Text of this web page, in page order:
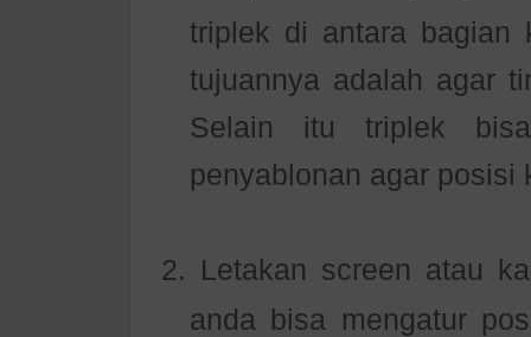
triplek di antara bagian
tujuannya adalah agar
Selain itu triplek
penyablonan agar posisi
2. Letakan screen atau
anda bisa mengatur